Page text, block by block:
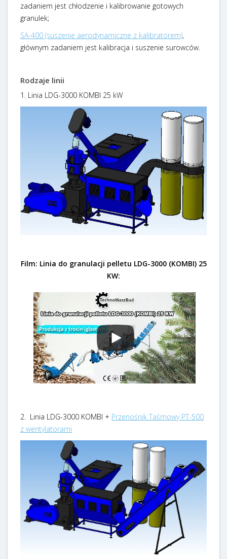
zadaniem jest chłodzenie i kalibrowanie gotowych
granulek;
SA-400 (suszenie aerodynamiczne z kalibratorem),
głównym zadaniem jest kalibracja i suszenie surowców.
Rodzaje linii
1. Linia LDG-3000 KOMBI 25 kW
Film: Linia do granulacji pelletu LDG-3000 (KOMBI) 25
KW:
2. Linia LDG-3000 KOMBI + Przenośnik Taśmowy PT-500
z wentylatorami